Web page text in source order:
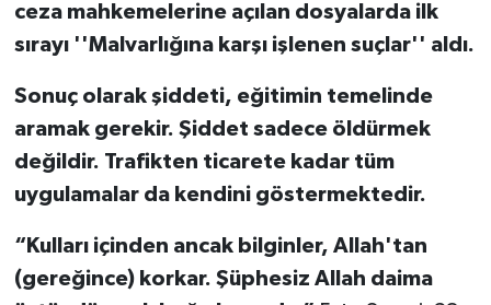
ceza mahkemelerine açılan dosyalarda ilk
sırayı ''Malvarlığına karşı işlenen suçlar'' aldı.
Sonuç olarak şiddeti, eğitimin temelinde
aramak gerekir. Şiddet sadece öldürmek
değildir. Trafikten ticarete kadar tüm
uygulamalar da kendini göstermektedir.
“Kulları içinden ancak bilginler, Allah'tan
(gereğince) korkar. Şüphesiz Allah daima